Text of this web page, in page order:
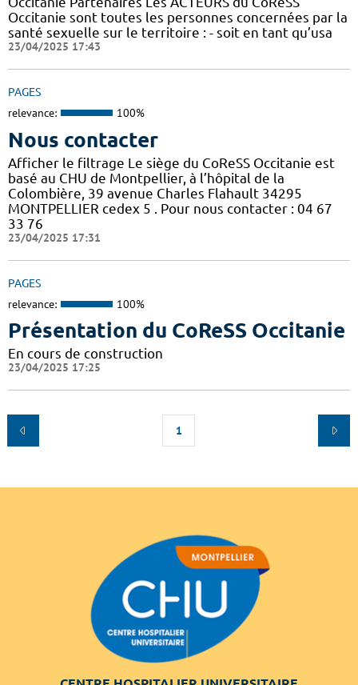
Occitanie sont toutes les personnes concernées par la
santé sexuelle sur le territoire : - soit en tant qu’usa
23/04/2025 17:43
PAGES
relevance: 100%
Nous contacter
Afficher le filtrage Le siège du CoReSS Occitanie est
basé au CHU de Montpellier, à l’hôpital de la
Colombière, 39 avenue Charles Flahault 34295
MONTPELLIER cedex 5 . Pour nous contacter : 04 67
33 76
23/04/2025 17:31
PAGES
relevance: 100%
Présentation du CoReSS Occitanie
En cours de construction
23/04/2025 17:25
1